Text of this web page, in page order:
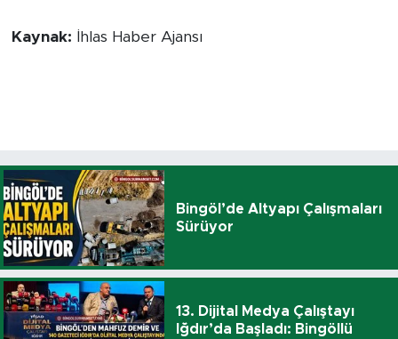
Kaynak: İhlas Haber Ajansı
Bingöl’de Altyapı Çalışmaları
Sürüyor
13. Dijital Medya Çalıştayı
Iğdır’da Başladı: Bingöllü